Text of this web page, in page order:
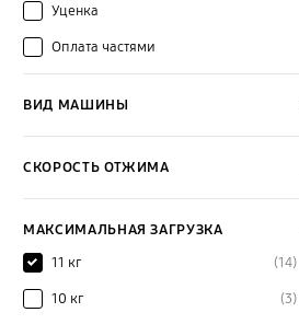
Уценка
Оплата частями
ВИД МАШИНЫ
СКОРОСТЬ ОТЖИМА
МАКСИМАЛЬНАЯ ЗАГРУЗКА
11 кг
(14)
10 кг (3)